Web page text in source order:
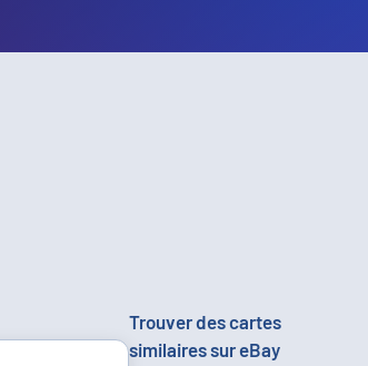
Trouver des cartes
similaires sur eBay